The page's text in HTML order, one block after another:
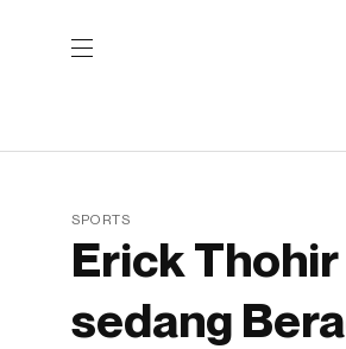
SPORTS
Erick
sedang